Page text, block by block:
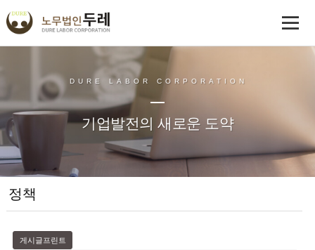
DURE LABOR CORPORATION
기업발전의 새로운 도약
정책
게시글프린트